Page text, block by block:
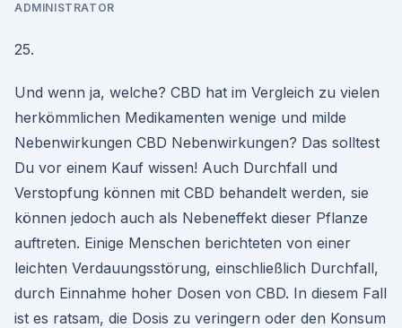
ADMINISTRATOR
25.
Und wenn ja, welche? CBD hat im Vergleich zu vielen
herkömmlichen Medikamenten wenige und milde
Nebenwirkungen CBD Nebenwirkungen? Das solltest
Du vor einem Kauf wissen! Auch Durchfall und
Verstopfung können mit CBD behandelt werden, sie
können jedoch auch als Nebeneffekt dieser Pflanze
auftreten. Einige Menschen berichteten von einer
leichten Verdauungsstörung, einschließlich Durchfall,
durch Einnahme hoher Dosen von CBD. In diesem Fall
ist es ratsam, die Dosis zu veringern oder den Konsum